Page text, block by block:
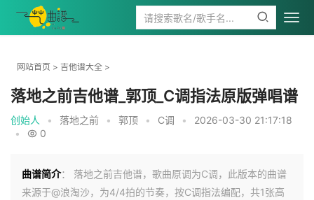
网站首页 > 吉他谱大全 >
落地之前吉他谱_郭顶_C调指法原版弹唱谱
创始人 • 落地之前 • 郭顶 • C调 •
2026-03-30 21:17:18
•
0
曲谱简介： 落地之前吉他谱，歌曲原调为C调，此版本的曲谱
来源于@浪淘沙，为4/4拍的节奏，按C调指法编配，共1张高